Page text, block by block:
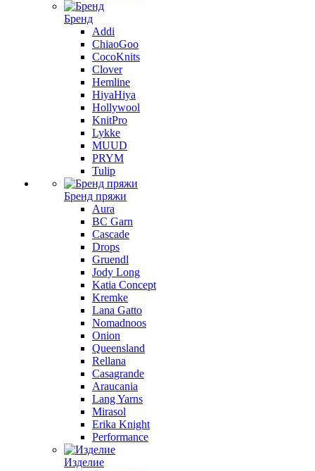
Бренд
Addi
ChiaoGoo
CocoKnits
Clover
Hemline
HiyaHiya
Hollywool
KnitPro
Lykke
MUUD
PRYM
Tulip
Бренд пряжи
Aura
BC Garn
Cascade
Drops
Gruendl
Jody Long
Katia Concept
Kremke
Lana Gatto
Nomadnoos
Onion
Queensland
Rellana
Casagrande
Araucania
Lang Yarns
Mirasol
Erika Knight
Performance
Изделие